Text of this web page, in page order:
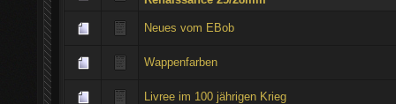
Neues vom EBob
Wappenfarben
Livree im 100 jährigen Krieg